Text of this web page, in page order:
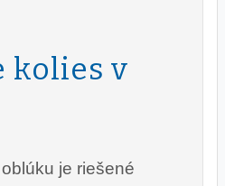
kolies v
je riešené